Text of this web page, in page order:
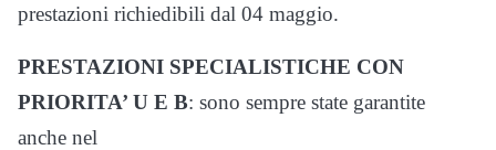
prestazioni richiedibili dal 04 maggio.
PRESTAZIONI SPECIALISTICHE CON
PRIORITA’ U E B: sono sempre state garantite
anche nel